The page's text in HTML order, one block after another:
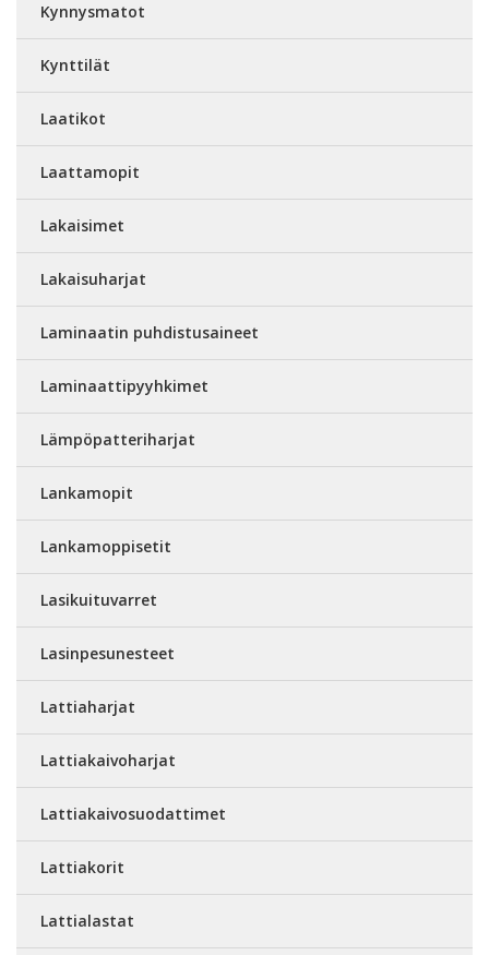
Kynnysmatot
Kynttilät
Laatikot
Laattamopit
Lakaisimet
Lakaisuharjat
Laminaatin puhdistusaineet
Laminaattipyyhkimet
Lämpöpatteriharjat
Lankamopit
Lankamoppisetit
Lasikuituvarret
Lasinpesunesteet
Lattiaharjat
Lattiakaivoharjat
Lattiakaivosuodattimet
Lattiakorit
Lattialastat